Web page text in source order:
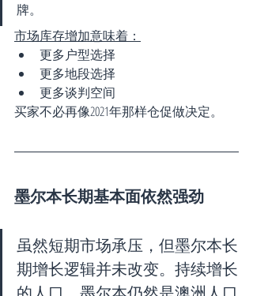
牌。
市场库存增加意味着：
更多户型选择
更多地段选择
更多谈判空间
买家不必再像2021年那样仓促做决定。
墨尔本长期基本面依然强劲
虽然短期市场承压，但墨尔本长
期增长逻辑并未改变。持续增长